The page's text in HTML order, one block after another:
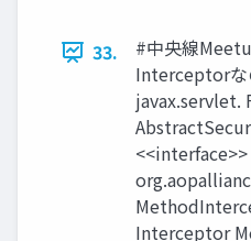
33.
#中央線
Interceptorな
javax.servlet.
<<interface>>
Interceptor